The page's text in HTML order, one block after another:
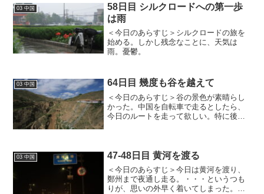
03 中国
58日目 シルクロードへの第一歩
は雨
＜今日のあらすじ＞シルクロードの旅を
始める。しかし残念なことに、天気は
雨。憂鬱。
03 中国 64日目 幾度も谷を越えて
＜今日のあらすじ＞谷の景色が素晴らし
かった。中国を自転車で走るとしたら、
今日のルートを走って欲しい。特に後
03 中国 47-48日目 黄河を渡る
＜今日のあらすじ＞今日は黄河を渡り、
鄭州まで夜通し走る。・・・というつも
りが、思いの外早く着いてしまった。ま